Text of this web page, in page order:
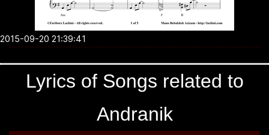
2015-09-20 21:39:41
Lyrics of Songs related to
Andranik